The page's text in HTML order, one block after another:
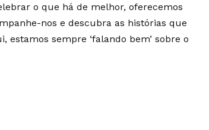
o que há de melhor, oferecemos
nos e descubra as histórias que
estamos sempre ‘falando bem’ sobre o